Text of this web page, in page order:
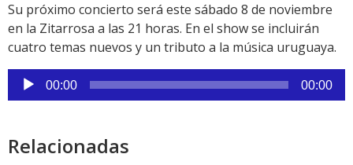
Su próximo concierto será este sábado 8 de noviembre
en la Zitarrosa a las 21 horas. En el show se incluirán
cuatro temas nuevos y un tributo a la música uruguaya.
Reproductor
de
00:00 00:00
Relacionadas